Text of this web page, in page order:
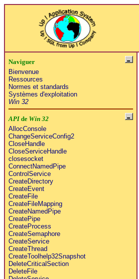
Naviguer
Bienvenue
Ressources
Normes et standards
Systèmes d'exploitation
Win 32
APIde Win 32
AllocConsole
ChangeServiceConfig2
CloseHandle
CloseServiceHandle
closesocket
ConnectNamedPipe
ControlService
CreateDirectory
CreateEvent
CreateFile
CreateFileMapping
CreateNamedPipe
CreatePipe
CreateProcess
CreateSemaphore
CreateService
CreateThread
CreateToolhelp32Snapshot
DeleteCriticalSection
DeleteFile